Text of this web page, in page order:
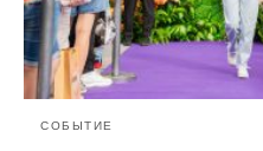
СОБЫТИЕ